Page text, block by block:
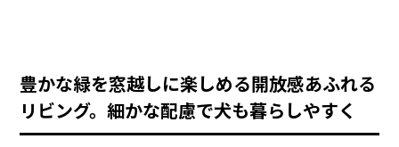
豊かな緑を窓越しに楽しめる開放感あふれる
リビング。細かな配慮で犬も暮らしやすく